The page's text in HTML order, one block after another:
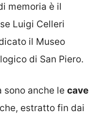
memoria è il
Luigi Celleri
il Museo
di San Piero.
sono anche le cave
che, estratto fin dai